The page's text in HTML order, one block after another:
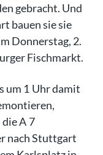
gebracht. Und
bauen sie sie
Donnerstag, 2.
Fischmarkt.
um 1 Uhr damit
die A 7
nach Stuttgart